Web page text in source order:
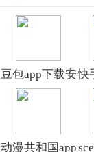
豆包app下载安
装新版本
快
动漫共和国app